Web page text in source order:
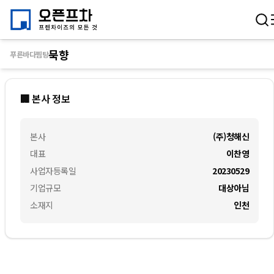
🏢 본사 정보
본사
대표
사업자등록일
기업규모
소재지
(주)청해신
이찬영
20230529
대상아님
인천
푸른바다찜탕묵향